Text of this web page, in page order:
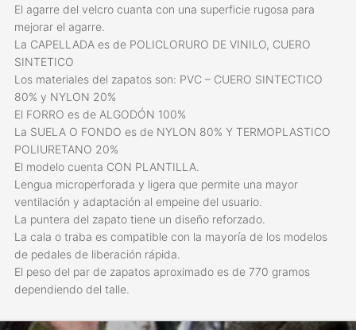
El agarre del velcro cuanta con una superficie rugosa para
mejorar el agarre.
La CAPELLADA es de POLICLORURO DE VINILO, CUERO
SINTETICO
Los materiales del zapatos son: PVC – CUERO SINTECTICO
80% y NYLON 20%
El FORRO es de ALGODÓN 100%
La SUELA O FONDO es de NYLON 80% Y TERMOPLASTICO
POLIURETANO 20%
El modelo cuenta CON PLANTILLA.
Lengua microperforada y ligera que permite una mayor
ventilación y adaptación al empeine del usuario.
La puntera del zapato tiene un diseño reforzado.
La cala o traba es compatible con la mayoría de los modelos
de pedales de liberación rápida.
El peso del par de zapatos aproximado es de 770 gramos
dependiendo del talle.